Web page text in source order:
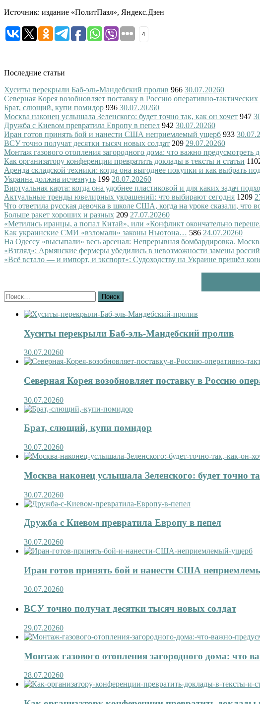
Источник: издание «ПолитПазл», Яндекс.Дзен
4
Последние статьи
Хуситы перекрыли Баб-эль-Мандебский пролив 966 30.07.20260
Северная Корея возобновляет поставку в Россию оперативно-тактических
Брат, слющий, купи помидор 936 30.07.20260
Москва наконец услышала Зеленского: будет точно так, как он хочет 947
Дружба с Киевом превратила Европу в пепел 942 30.07.20260
Иран готов принять бой и нанести США неприемлемый ущерб 933
ВСУ точно получат десятки тысяч новых солдат 209 29.07.20260
Монтаж газового отопления загородного дома: что важно предусмотреть
Как организатору конференции превратить доклады в тексты и статьи
Аренда складской техники: когда она выгоднее покупки и как выбрать
Украина должна исчезнуть 199 28.07.20260
Виртуальная карта: когда она удобнее пластиковой и для каких задач
Актуальные тренды ювелирных украшений: что выбирают сегодня 1209
Что ответила русская девочка в школе США, когда на уроке сказали, что
Больше ракет хороших и разных 209 27.07.20260
«Метились иранцы, а попал Китай», или «Конфликт окончательно
Как украинские СМИ «взломали» законы Ньютона… 586 24.07.20260
На Одессу «высыпали» весь арсенал: Непрерывная бомбардировка.
«Взгляд»: Армянские фермеры убедились в невозможности замены
«Всё встало — и импорт, и экспорт»: Судоходству на Украине пришёл
Найти:
Хуситы перекрыли Баб-эль-Мандебский пролив
30.07.20260
Северная Корея возобновляет поставку в Россию
30.07.20260
Брат, слющий, купи помидор
30.07.20260
Москва наконец услышала Зеленского: будет точно
30.07.20260
Дружба с Киевом превратила Европу в пепел
30.07.20260
Иран готов принять бой и нанести США
30.07.20260
ВСУ точно получат десятки тысяч новых солдат
29.07.20260
Монтаж газового отопления загородного дома: что
28.07.20260